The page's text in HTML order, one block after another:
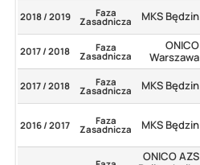
2018 / 2019 Faza
Zasadnicza MKS Będzin
2017 / 2018 Faza
Zasadnicza
ONICO
Warszawa
2017 / 2018 Faza
Zasadnicza MKS Będzin
2016 / 2017 Faza
Zasadnicza MKS Będzin
ONICO AZS